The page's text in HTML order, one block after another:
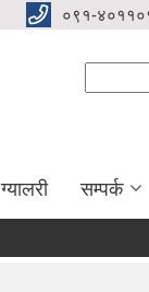
०९१-
ग्यालरी सम्पर्क